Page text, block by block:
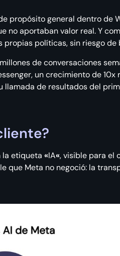
propósito general dentro de
no aportaban valor real. Y
propias políticas, sin riesgo de
de conversaciones
un crecimiento de
llamada de resultados del
la etiqueta «IA«, visible para el
que Meta no negoció: la